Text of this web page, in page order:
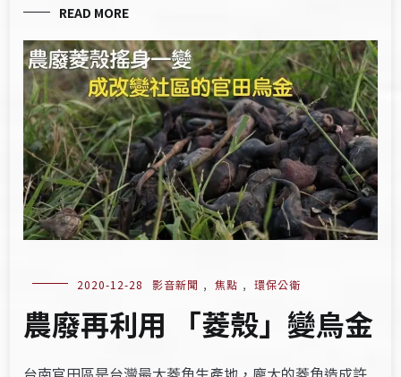
READ MORE
2020-12-28 影音新聞 , 焦點 , 環保公衛
農廢再利用 「菱殼」變烏金